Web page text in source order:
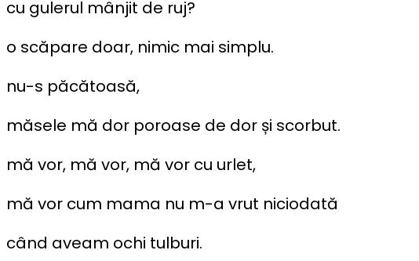
cu gulerul mânjit de ruj?
o scăpare doar, nimic mai simplu.
nu-s păcătoasă,
măsele mă dor poroase de dor și scorbut.
mă vor, mă vor, mă vor cu urlet,
mă vor cum mama nu m-a vrut niciodată
când aveam ochi tulburi.